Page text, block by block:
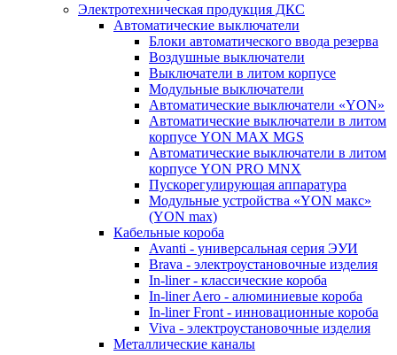
Электротехническая продукция ДКС
Автоматические выключатели
Блоки автоматического ввода резерва
Воздушные выключатели
Выключатели в литом корпусе
Модульные выключатели
Автоматические выключатели «YON»
Автоматические выключатели в литом
корпусе YON MAX MGS
Автоматические выключатели в литом
корпусе YON PRO MNX
Пускорегулирующая аппаратура
Модульные устройства «YON макс»
(YON max)
Кабельные короба
Avanti - универсальная серия ЭУИ
Brava - электроустановочные изделия
In-liner - классические короба
In-liner Aero - алюминиевые короба
In-liner Front - инновационные короба
Viva - электроустановочные изделия
Металлические каналы